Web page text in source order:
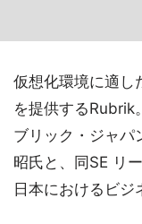
仮想化環境に適し
を提供するRubrik
ブリック・ジャパ
昭氏と、同SE リ
日本におけるビジ